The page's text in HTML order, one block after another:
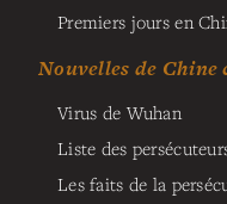
Premiers jours en
Nouvelles de
Virus de Wuhan
Liste des
Les faits de la